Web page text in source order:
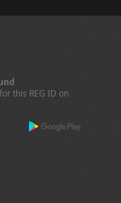
this REG ID on